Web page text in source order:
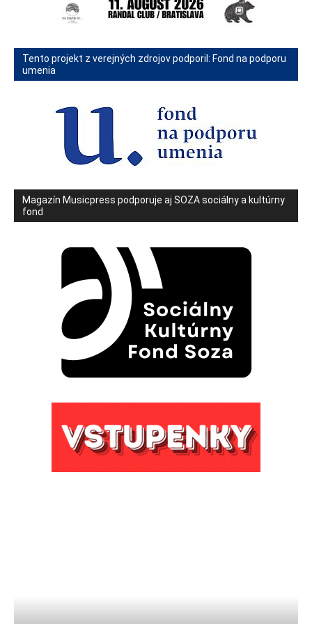
Tento projekt z verejných zdrojov podporil: Fond na podporu
umenia
Magazín Musicpress podporuje aj SOZA sociálny a kultúrny
fond